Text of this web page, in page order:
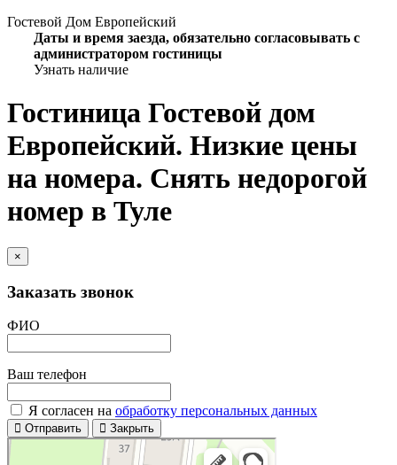
Гостевой Дом Европейский
Даты и время заезда, обязательно согласовывать с
администратором гостиницы
Узнать наличие
Гостиница Гостевой дом
Европейский. Низкие цены
на номера. Снять недорогой
номер в Туле
×
Заказать звонок
ФИО
Ваш телефон
Я согласен на обработку персональных данных
Отправить Закрыть